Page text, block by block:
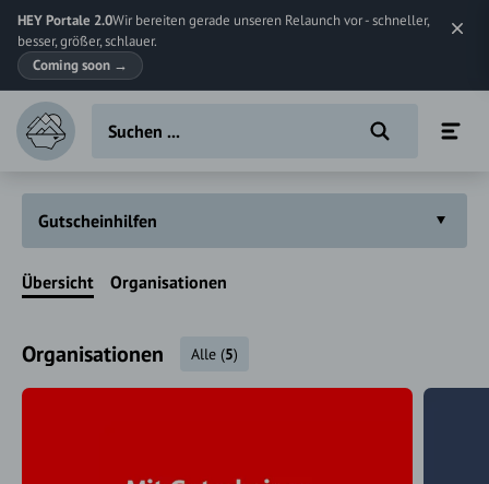
HEY Portale 2.0Wir bereiten gerade unseren Relaunch vor - schneller,
besser, größer, schlauer.
Coming soon →
Gutscheinhilfen
Übersicht Organisationen
Organisationen Alle (5)